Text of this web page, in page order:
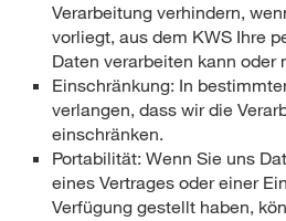
Verarbeitung verhindern,
vorliegt, aus dem KWS Ihre
Daten verarbeiten kann oder
Einschränkung: In
verlangen, dass wir die
einschränken.
Portabilität: Wenn Sie uns
eines Vertrages oder einer
Verfügung gestellt haben,